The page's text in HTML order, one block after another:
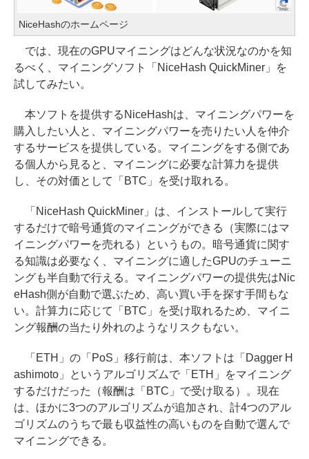
NiceHashのホームページ
では、現在のGPUマイニングはどんな状況なのかを知
るべく、マイニングソフト「NiceHash QuickMiner」を
試してみたい。
本ソフトを提供するNiceHashは、マイニングパワーを
購入したい人と、マイニングパワーを売りたい人を仲介
するサービスを提供している。マイニングをする側であ
る個人から見ると、マイニングに必要な計算力を提供
し、その対価として「BTC」を受け取れる。
「NiceHash QuickMiner」は、インストールして実行
するだけで暗号通貨のマイニングができる（実際にはマ
イニングパワーを売れる）というもの。暗号通貨に関す
る知識は必要なく、マイニングに適したGPUのチューニ
ングも半自動で行える。マイニングパワーの提供先はNic
eHash側が自動で選ぶため、高い買い手を探す手間もな
い。計算力に応じて「BTC」を受け取れるため、マイニ
ング報酬の当たり外れのようなリスクもない。
「ETH」の「PoS」移行前は、本ソフトは「Dagger H
ashimoto」というアルゴリズムで「ETH」をマイニング
するだけだった（報酬は「BTC」で受け取る）。現在
は、ほかに3つのアルゴリズムが追加され、計4つのアル
ゴリズムのうちで最も収益性の高いものを自動で選んで
マイニングできる。